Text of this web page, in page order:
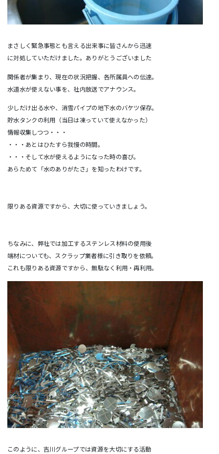
まさしく緊急事態とも言える出来事に皆さんから迅速
に対処していただけました。ありがとうございました
関係者が集まり、現在の状況把握、各所属員への伝達。
水道水が使えない事を、社内放送でアナウンス。
少しだけ出る水や、消雪パイプの地下水のバケツ保存。
貯水タンクの利用（当日は凍っていて使えなかった）
情報収集しつつ・・・
・・・あとはひたすら我慢の時間。
・・・そして水が使えるようになった時の喜び。
あらためて「水のありがたさ」を知ったわけです。
限りある資源ですから、大切に使っていきましょう。
ちなみに、弊社では加工するステンレス材料の使用後
端材についても、スクラップ業者様に引き取りを依頼。
これも限りある資源ですから、無駄なく利用・再利用。
このように、吉川グループでは資源を大切にする活動